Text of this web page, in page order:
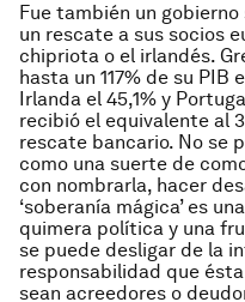
Fue también un
un rescate a sus socios
chipriota o el irlandés.
hasta un 117% de su PIB
Irlanda el 45,1% y
recibió el equivalente al
rescate bancario. No se
como una suerte de
con nombrarla, hacer
‘soberanía mágica’ es
quimera política y una
se puede desligar de la
responsabilidad que
sean acreedores o